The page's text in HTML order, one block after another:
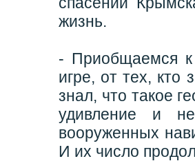
жизнь.
- Приобщаемся к
игре, от тех, кто
знал, что такое
удивление и
вооруженных
И их число